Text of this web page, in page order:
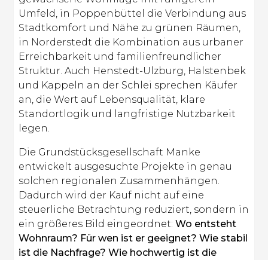
Umfeld, in Poppenbüttel die Verbindung aus
Stadtkomfort und Nähe zu grünen Räumen,
in Norderstedt die Kombination aus urbaner
Erreichbarkeit und familienfreundlicher
Struktur. Auch Henstedt-Ulzburg, Halstenbek
und Kappeln an der Schlei sprechen Käufer
an, die Wert auf Lebensqualität, klare
Standortlogik und langfristige Nutzbarkeit
legen.
Die Grundstücksgesellschaft Manke
entwickelt ausgesuchte Projekte in genau
solchen regionalen Zusammenhängen.
Dadurch wird der Kauf nicht auf eine
steuerliche Betrachtung reduziert, sondern in
ein größeres Bild eingeordnet:Wo entsteht
Wohnraum? Für wen ist er geeignet? Wie stabil
ist die Nachfrage? Wie hochwertig ist die